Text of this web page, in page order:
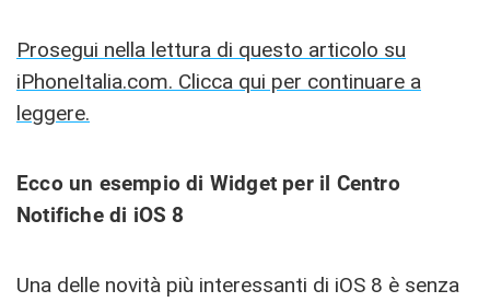
Prosegui nella lettura di questo articolo su
iPhoneItalia.com. Clicca qui per continuare a
leggere.
Ecco un esempio di Widget per il Centro
Notifiche di iOS 8
Una delle novità più interessanti di iOS 8 è senza